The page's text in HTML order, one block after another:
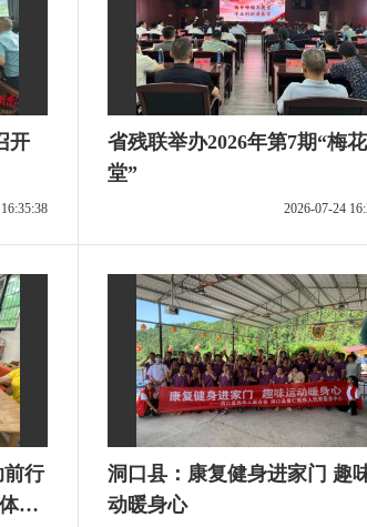
开
省残联举办2026年第7期“梅
堂”
2026-07-24
前行
洞口县：康复健身进家门 趣
动暖身心